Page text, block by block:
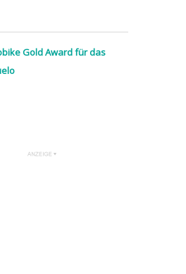
Gold Award für das